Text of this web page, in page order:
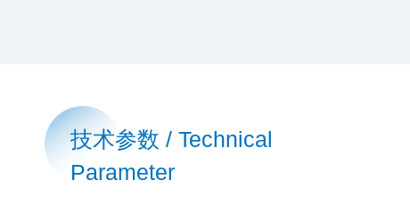
技术参数 / Technical
Parameter